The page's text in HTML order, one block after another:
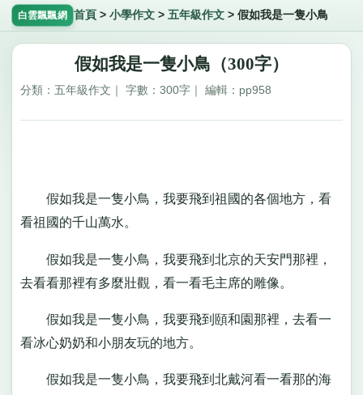
白雲飄飄網 首頁 > 小學作文> 五年級作文> 假如我是一隻小鳥
假如我是一隻小鳥（300字）
分類：五年級作文｜ 字數：300字｜ 編輯：pp958
假如我是一隻小鳥，我要飛到祖國的各個地方，看
看祖國的千山萬水。
假如我是一隻小鳥，我要飛到北京的天安門那裡，
去看看那裡有多麼壯觀，看一看毛主席的雕像。
假如我是一隻小鳥，我要飛到頤和園那裡，去看一
看冰心奶奶和小朋友玩的地方。
假如我是一隻小鳥，我要飛到北戴河看一看那的海